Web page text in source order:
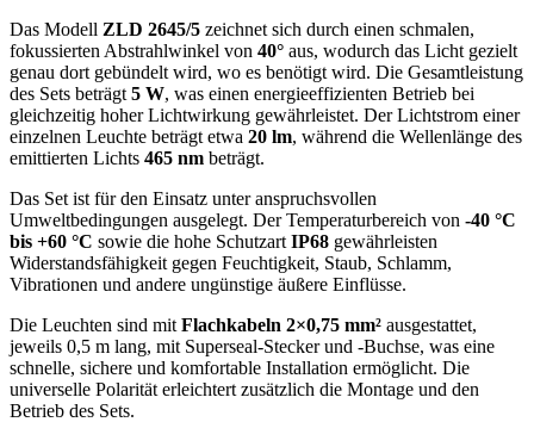
Das Modell ZLD 2645/5 zeichnet sich durch einen schmalen,
fokussierten Abstrahlwinkel von 40° aus, wodurch das Licht gezielt
genau dort gebündelt wird, wo es benötigt wird. Die Gesamtleistung
des Sets beträgt 5 W, was einen energieeffizienten Betrieb bei
gleichzeitig hoher Lichtwirkung gewährleistet. Der Lichtstrom einer
einzelnen Leuchte beträgt etwa 20 lm, während die Wellenlänge des
emittierten Lichts 465 nm beträgt.
Das Set ist für den Einsatz unter anspruchsvollen
Umweltbedingungen ausgelegt. Der Temperaturbereich von -40 °C
bis +60 °C sowie die hohe Schutzart IP68 gewährleisten
Widerstandsfähigkeit gegen Feuchtigkeit, Staub, Schlamm,
Vibrationen und andere ungünstige äußere Einflüsse.
Die Leuchten sind mit Flachkabeln 2×0,75 mm² ausgestattet,
jeweils 0,5 m lang, mit Superseal-Stecker und -Buchse, was eine
schnelle, sichere und komfortable Installation ermöglicht. Die
universelle Polarität erleichtert zusätzlich die Montage und den
Betrieb des Sets.